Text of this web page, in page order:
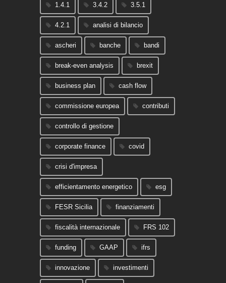
1.4.1 3.4.2 3.5.1
4.2.1 analisi di bilancio
ascheri banche bandi
break-even analysis brexit
business plan cash flow
commissione europea contributi
controllo di gestione
corporate finance covid
crisi d'impresa
efficientamento energetico esg
FESR Sicilia finanziamenti
fiscalità internazionale FRS 102
funding GAAP ifrs
innovazione investimenti